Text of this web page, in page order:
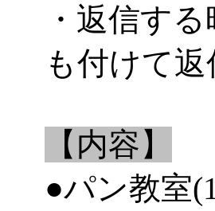
・返信す
も付けて
【内容】
●パン教室